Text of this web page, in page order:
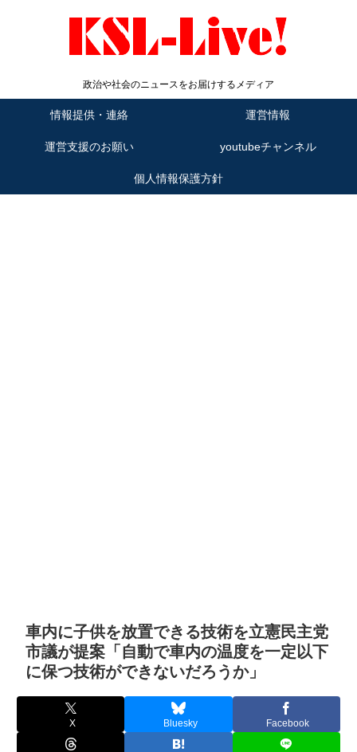
政治や社会のニュースをお届けするメディア
情報提供・連絡 運営情報
運営支援のお願い youtubeチャンネル
個人情報保護方針
車内に子供を放置できる技術を立憲民主党
市議が提案「自動で車内の温度を一定以下
に保つ技術ができないだろうか」
X Bluesky Facebook